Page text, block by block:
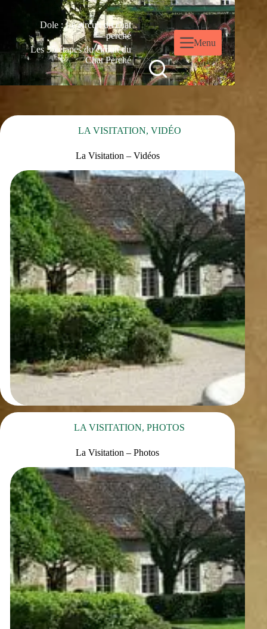
Dole : Le circuit du chat
perché
Les 35 étapes du circuit du
Chat Perché
Menu
LA VISITATION, VIDÉO
La Visitation – Vidéos
LA VISITATION,PHOTOS
La Visitation – Photos